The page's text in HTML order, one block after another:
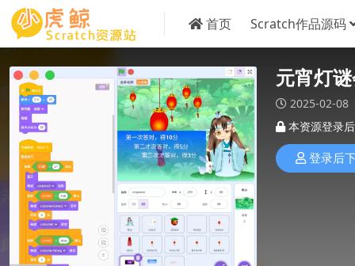
首页 Scratch作品源码
元宵灯
2025-02-08
本资源登录
登录后